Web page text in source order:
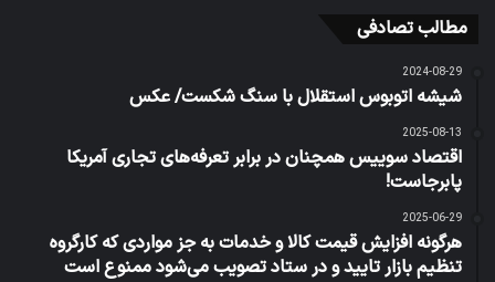
مطالب تصادفی
2024-08-29
شیشه اتوبوس استقلال با سنگ شکست/ عکس
2025-08-13
اقتصاد سوییس همچنان در برابر تعرفه‌های تجاری آمریکا
پابرجاست!
2025-06-29
هرگونه افزایش قیمت کالا و خدمات به جز مواردی که کارگروه
تنظیم بازار تایید و در ستاد تصویب می‌شود ممنوع است